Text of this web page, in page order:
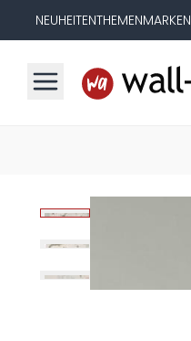
NEUHEITENTHEMENMARKEN